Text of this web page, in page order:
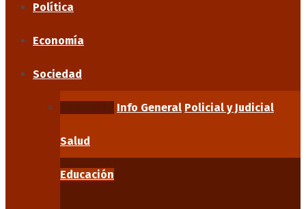
Política
Economía
Sociedad
Info General Policial y Judicial
Salud
Educación